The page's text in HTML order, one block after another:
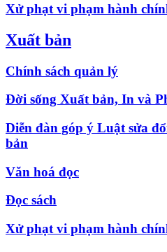
Xử phạt vi phạm hành
Xuất bản
Chính sách quản lý
Đời sống Xuất bản, In và
Diễn đàn góp ý Luật sửa
bản
Văn hoá đọc
Đọc sách
Xử phạt vi phạm hành